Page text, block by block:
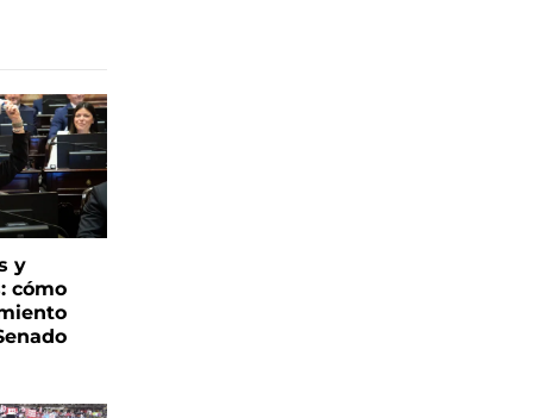
y
cómo